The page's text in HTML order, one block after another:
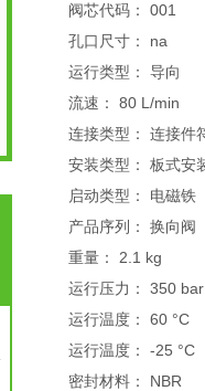
阀芯代码： 001
孔口尺寸： na
运行类型： 导向
流速： 80 L/min
连接类型： 连接件
安装类型： 板式安
启动类型： 电磁铁
产品序列： 换向阀
重量： 2.1 kg
运行压力： 350 bar
运行温度： 60 °C
运行温度： -25 °C
密封材料： NBR